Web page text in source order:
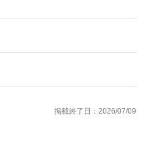
掲載終了日：2026/07/09